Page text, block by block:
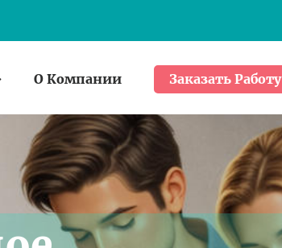
О Компании Заказать Работу